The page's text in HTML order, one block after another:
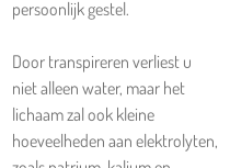
persoonlijk gestel.
Door transpireren verliest u
niet alleen water, maar het
lichaam zal ook kleine
hoeveelheden aan elektrolyten,